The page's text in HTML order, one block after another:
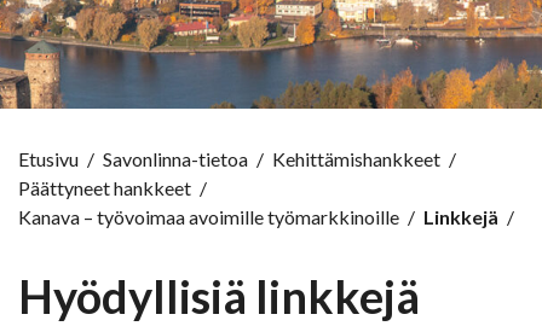
Etusivu / Savonlinna-tietoa / Kehittämishankkeet /
Päättyneet hankkeet /
Kanava – työvoimaa avoimille työmarkkinoille / Linkkejä /
Hyödyllisiä linkkejä